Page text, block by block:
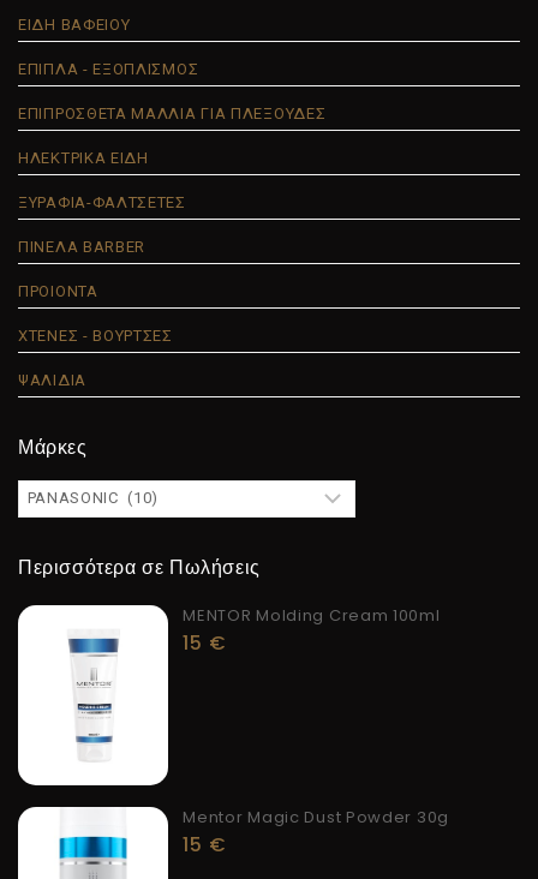
ΕΙΔΗ ΒΑΦΕΙΟΥ
ΕΠΙΠΛΑ - ΕΞΟΠΛΙΣΜΟΣ
ΕΠΙΠΡΟΣΘΕΤΑ ΜΑΛΛΙΑ ΓΙΑ ΠΛΕΞΟΥΔΕΣ
ΗΛΕΚΤΡΙΚΑ ΕΙΔΗ
ΞΥΡΑΦΙΑ-ΦΑΛΤΣΕΤΕΣ
ΠΙΝΕΛΑ BARBER
ΠΡΟΙΟΝΤΑ
ΧΤΕΝΕΣ - ΒΟΥΡΤΣΕΣ
ΨΑΛΙΔΙΑ
Μάρκες
Περισσότερα σε Πωλήσεις
MENTOR Molding Cream 100ml
15 €
Mentor Magic Dust Powder 30g
15 €